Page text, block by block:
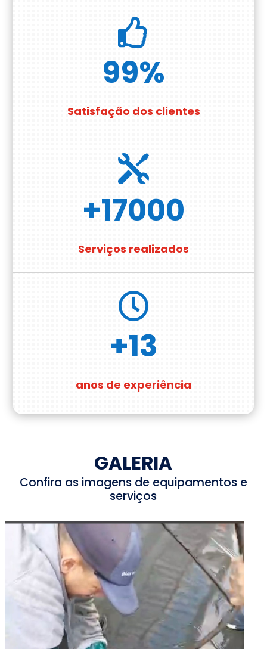

99%
Satisfação dos clientes

+17000
Serviços realizados

+13
anos de experiência
GALERIA
Confira as imagens de equipamentos e
serviços